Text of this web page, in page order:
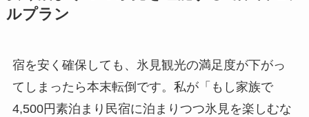
ルプラン
宿を安く確保しても、氷見観光の満足度が下がっ
てしまったら本末転倒です。私が「もし家族で
4,500円素泊まり民宿に泊まりつつ氷見を楽しむな